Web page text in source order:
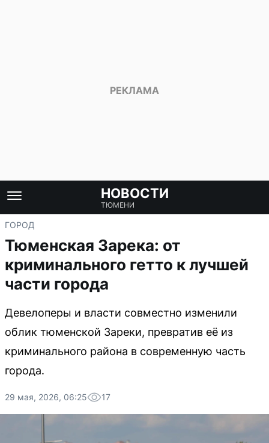
НОВОСТИ
ТЮМЕНИ
ГОРОД
Тюменская Зарека: от
криминального гетто к лучшей
части города
Девелоперы и власти совместно изменили
облик тюменской Зареки, превратив её из
криминального района в современную часть
города.
29 мая, 2026, 06:25 17